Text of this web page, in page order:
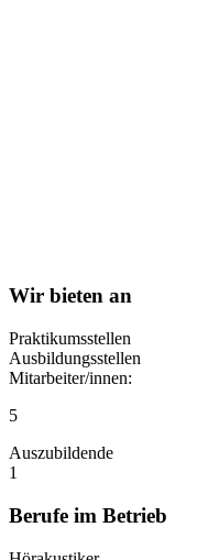
Wir bieten an
Praktikumsstellen
Ausbildungsstellen
Mitarbeiter/innen:
5
Auszubildende
1
Berufe im Betrieb